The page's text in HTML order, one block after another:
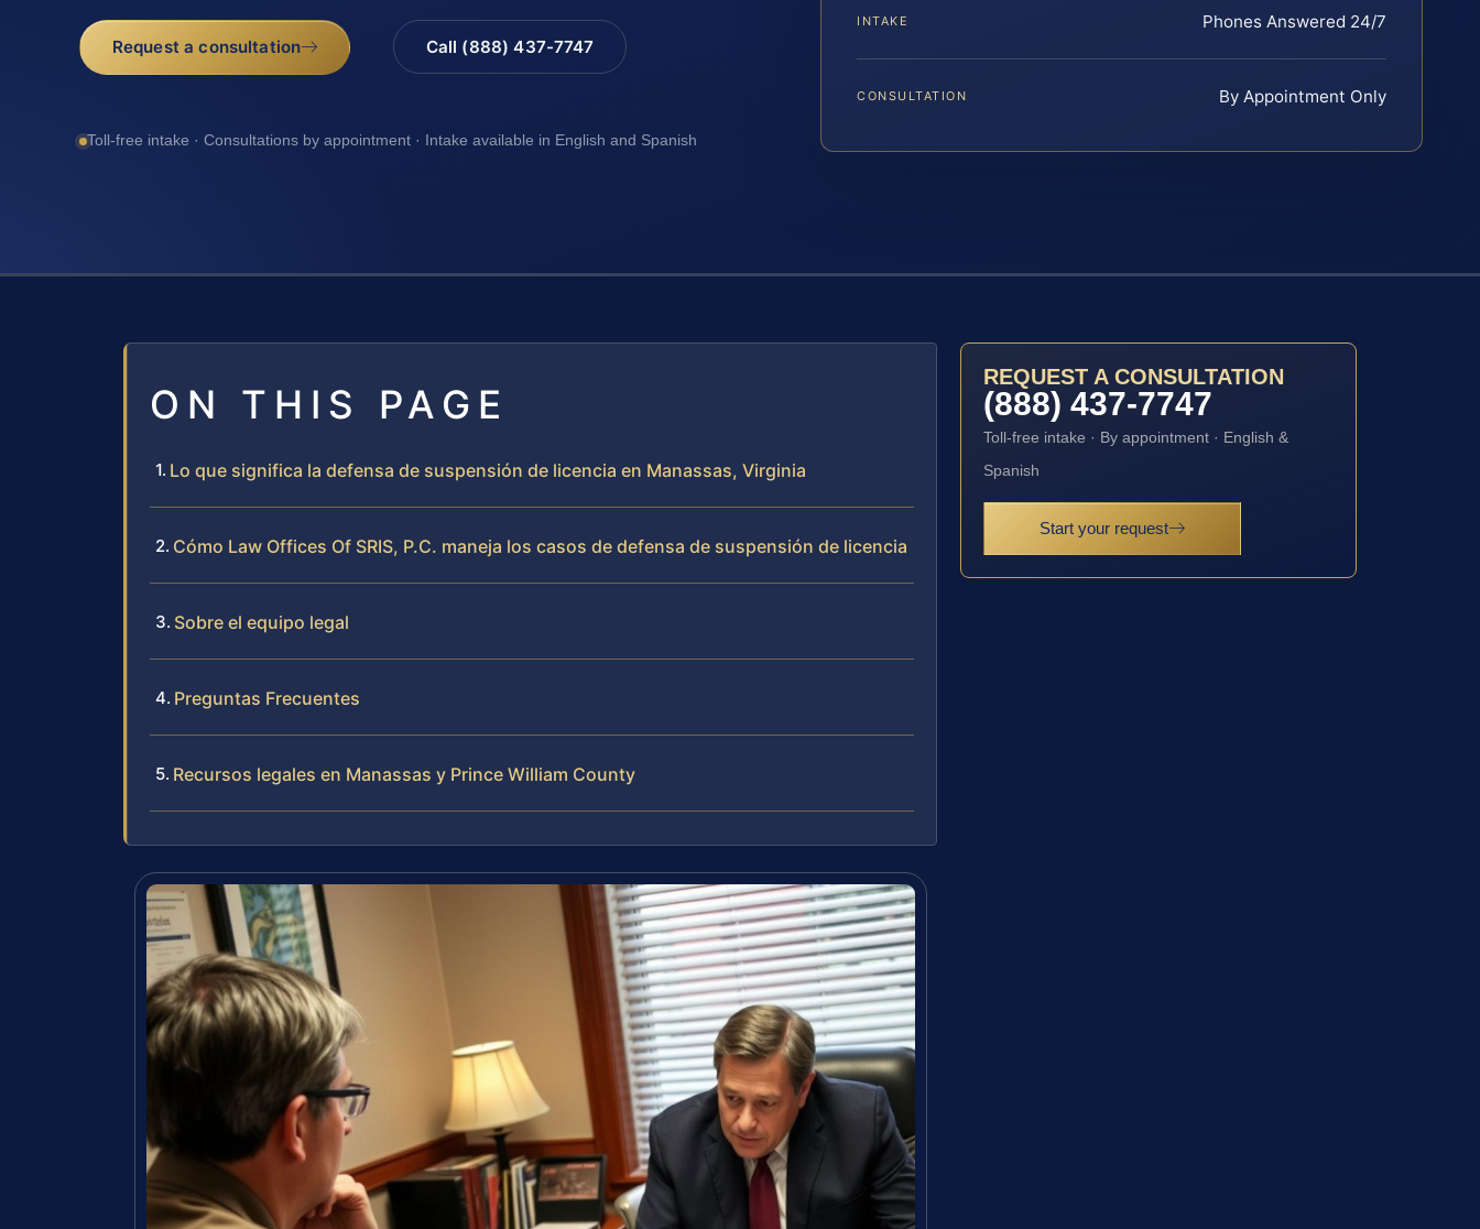
Request a consultation Call (888) 437-7747
Toll-free intake · Consultations by appointment · Intake available in English and Spanish
INTAKE Phones Answered 24/7
CONSULTATION By Appointment Only
ON THIS PAGE
Lo que significa la defensa de suspensión de licencia en Manassas, Virginia
Cómo Law Offices Of SRIS, P.C. maneja los casos de defensa de suspensión de licencia
Sobre el equipo legal
Preguntas Frecuentes
Recursos legales en Manassas y Prince William County
REQUEST A CONSULTATION
(888) 437-7747
Toll-free intake · By appointment · English &
Spanish
Start your request